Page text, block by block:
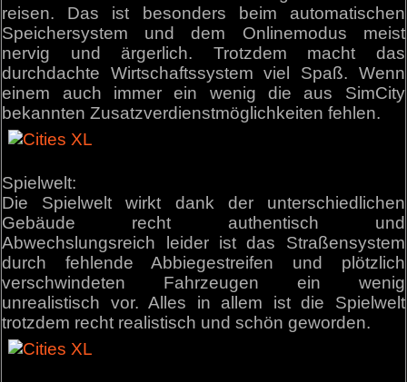
reisen. Das ist besonders beim automatischen
Speichersystem und dem Onlinemodus meist
nervig und ärgerlich. Trotzdem macht das
durchdachte Wirtschaftssystem viel Spaß. Wenn
einem auch immer ein wenig die aus SimCity
bekannten Zusatzverdienstmöglichkeiten fehlen.
Spielwelt:
Die Spielwelt wirkt dank der unterschiedlichen
Gebäude recht authentisch und
Abwechslungsreich leider ist das Straßensystem
durch fehlende Abbiegestreifen und plötzlich
verschwindeten Fahrzeugen ein wenig
unrealistisch vor. Alles in allem ist die Spielwelt
trotzdem recht realistisch und schön geworden.